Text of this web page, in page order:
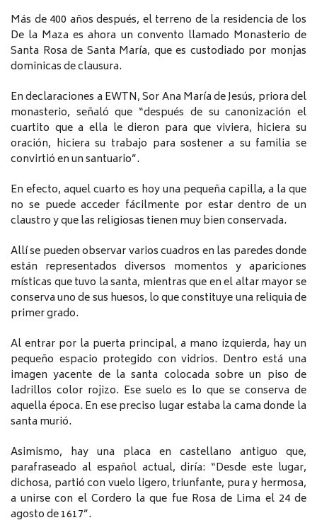
Más de 400 años después, el terreno de la residencia de los
De la Maza es ahora un convento llamado Monasterio de
Santa Rosa de Santa María, que es custodiado por monjas
dominicas de clausura.
En declaraciones a EWTN, Sor Ana María de Jesús, priora del
monasterio, señaló que “después de su canonización el
cuartito que a ella le dieron para que viviera, hiciera su
oración, hiciera su trabajo para sostener a su familia se
convirtió en un santuario”.
En efecto, aquel cuarto es hoy una pequeña capilla, a la que
no se puede acceder fácilmente por estar dentro de un
claustro y que las religiosas tienen muy bien conservada.
Allí se pueden observar varios cuadros en las paredes donde
están representados diversos momentos y apariciones
místicas que tuvo la santa, mientras que en el altar mayor se
conserva uno de sus huesos, lo que constituye una reliquia de
primer grado.
Al entrar por la puerta principal, a mano izquierda, hay un
pequeño espacio protegido con vidrios. Dentro está una
imagen yacente de la santa colocada sobre un piso de
ladrillos color rojizo. Ese suelo es lo que se conserva de
aquella época. En ese preciso lugar estaba la cama donde la
santa murió.
Asimismo, hay una placa en castellano antiguo que,
parafraseado al español actual, diría: “Desde este lugar,
dichosa, partió con vuelo ligero, triunfante, pura y hermosa,
a unirse con el Cordero la que fue Rosa de Lima el 24 de
agosto de 1617”.